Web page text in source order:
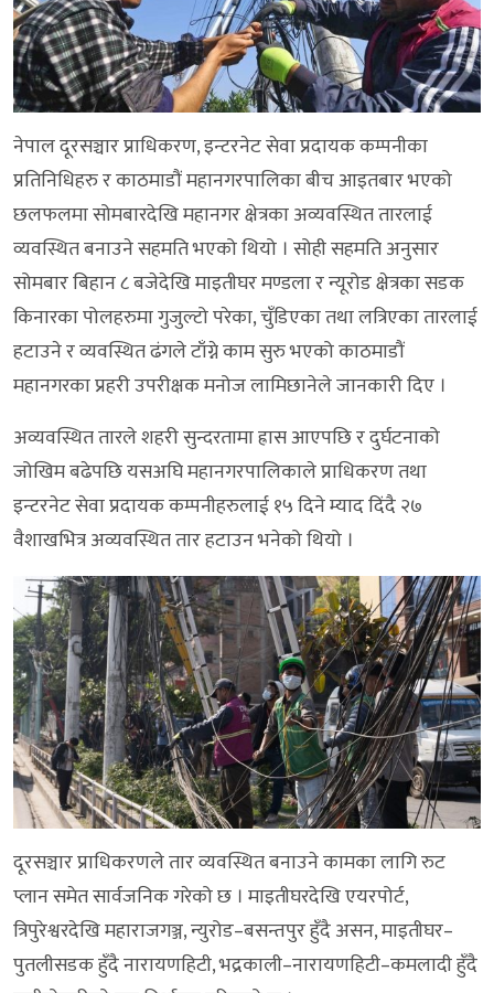
नेपाल दूरसञ्चार प्राधिकरण, इन्टरनेट सेवा प्रदायक कम्पनीका
प्रतिनिधिहरु र काठमाडौं महानगरपालिका बीच आइतबार भएको
छलफलमा सोमबारदेखि महानगर क्षेत्रका अव्यवस्थित तारलाई
व्यवस्थित बनाउने सहमति भएको थियो । सोही सहमति अनुसार
सोमबार बिहान ८ बजेदेखि माइतीघर मण्डला र न्यूरोड क्षेत्रका सडक
किनारका पोलहरुमा गुजुल्टो परेका, चुँडिएका तथा लत्रिएका तारलाई
हटाउने र व्यवस्थित ढंगले टाँग्ने काम सुरु भएको काठमाडौं
महानगरका प्रहरी उपरीक्षक मनोज लामिछानेले जानकारी दिए ।
अव्यवस्थित तारले शहरी सुन्दरतामा ह्रास आएपछि र दुर्घटनाको
जोखिम बढेपछि यसअघि महानगरपालिकाले प्राधिकरण तथा
इन्टरनेट सेवा प्रदायक कम्पनीहरुलाई १५ दिने म्याद दिंदै २७
वैशाखभित्र अव्यवस्थित तार हटाउन भनेको थियो ।
दूरसञ्चार प्राधिकरणले तार व्यवस्थित बनाउने कामका लागि रुट
प्लान समेत सार्वजनिक गरेको छ । माइतीघरदेखि एयरपोर्ट,
त्रिपुरेश्वरदेखि महाराजगञ्ज, न्युरोड–बसन्तपुर हुँदै असन, माइतीघर–
पुतलीसडक हुँदै नारायणहिटी, भद्रकाली–नारायणहिटी–कमलादी हुँदै